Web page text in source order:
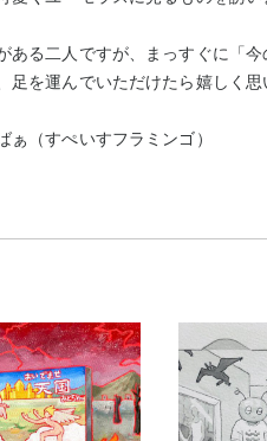
ある二人ですが、まっすぐに「
足を運んでいただけたら嬉しく思
ぁ（すぺいすフラミンゴ）